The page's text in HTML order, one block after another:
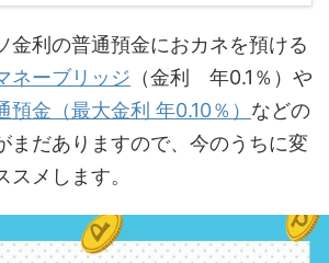
金利の普通預金におカネを預ける
ネーブリッジ （金利 年0.1％）や
預金（最大金利 年0.10％） などの
まだありますので、今のうちに変
メします。